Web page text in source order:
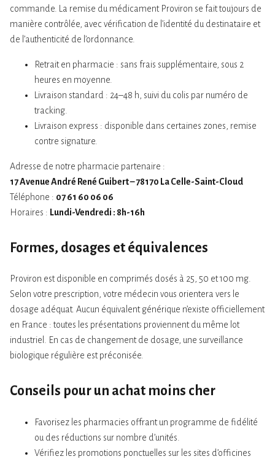
commande. La remise du médicament Proviron se fait toujours de
manière contrôlée, avec vérification de l’identité du destinataire et
de l’authenticité de l’ordonnance.
Retrait en pharmacie : sans frais supplémentaire, sous 2
heures en moyenne.
Livraison standard : 24–48 h, suivi du colis par numéro de
tracking.
Livraison express : disponible dans certaines zones, remise
contre signature.
Adresse de notre pharmacie partenaire :
17 Avenue André René Guibert – 78170 La Celle-Saint-Cloud
Téléphone : 07 61 60 06 06
Horaires : Lundi-Vendredi : 8h-16h
Formes, dosages et équivalences
Proviron est disponible en comprimés dosés à 25, 50 et 100 mg.
Selon votre prescription, votre médecin vous orientera vers le
dosage adéquat. Aucun équivalent générique n’existe officiellement
en France : toutes les présentations proviennent du même lot
industriel. En cas de changement de dosage, une surveillance
biologique régulière est préconisée.
Conseils pour un achat moins cher
Favorisez les pharmacies offrant un programme de fidélité
ou des réductions sur nombre d’unités.
Vérifiez les promotions ponctuelles sur les sites d’officines